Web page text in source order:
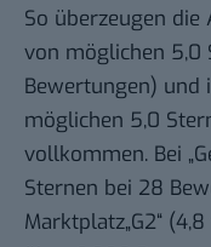
So überzeugen die
von möglichen 5,0
Bewertungen) und
möglichen 5,0
vollkommen. Bei
Sternen bei 28
Marktplatz„G2“